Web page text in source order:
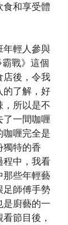
食和享受體
年輕人參與
霸戰》這個
店後，令我
的了解，好
，所以是不
了一間咖喱
咖喱完全是
獨特的香
程中，我看
那些年輕藝
足師傅手勢
是廚藝的一
節目後，